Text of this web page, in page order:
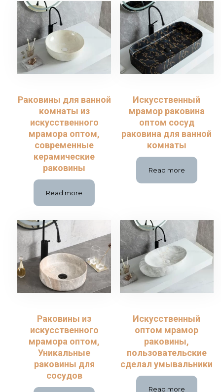
Раковины для ванной
комнаты из
искусственного
мрамора оптом,
современные
керамические
раковины
Read more
Искусственный
мрамор раковина
оптом сосуд
раковина для ванной
комнаты
Read more
Раковины из
искусственного
мрамора оптом,
Уникальные
раковины для
сосудов
Искусственный
оптом мрамор
раковины,
пользовательские
сделал умывальники
Read more